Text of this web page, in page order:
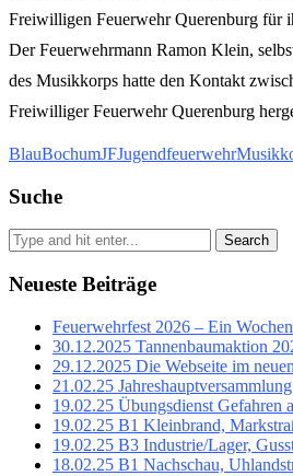
Freiwilligen Feuerwehr Querenburg für
Der Feuerwehrmann Ramon Klein,
des Musikkorps hatte den Kontakt
Freiwilliger Feuerwehr Querenburg
BlauBochumJFJugendfeuerwehr
Suche
Search
Neueste Beiträge
Feuerwehrfest 2026 – Ein
30.12.2025 Tannenbaumaktion
29.12.2025 Die Webseite im
21.02.25 Jahreshauptversammlung
19.02.25 Übungsdienst Gefahren
19.02.25 B1 Kleinbrand,
19.02.25 B3 Industrie/Lager,
18.02.25 B1 Nachschau,